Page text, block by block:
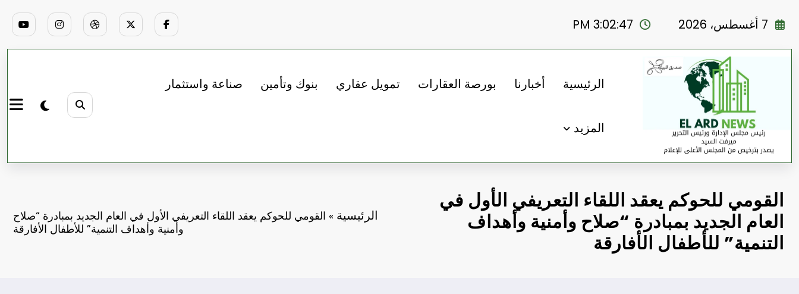
7 أغسطس، 2026 3:02:49 PM
الرئيسية أخبارنا بورصة العقارات تمويل عقاري بنوك وتأمين صناعة واستثمار
المزيد
القومي للحوكم يعقد اللقاء التعريفي الأول في
العام الجديد بمبادرة “صلاح وأمنية وأهداف
التنمية” للأطفال الأفارقة
الرئيسية » القومي للحوكم يعقد اللقاء التعريفي الأول في العام الجديد بمبادرة “صلاح
وأمنية وأهداف التنمية” للأطفال الأفارقة